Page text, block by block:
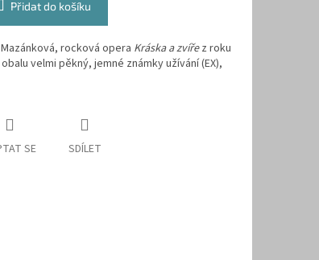
Přidat do košíku
rocková opera Kráska a zvířez roku
velmi pěkný, jemné známky užívání (EX),
SE SDÍLET